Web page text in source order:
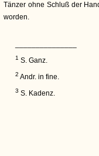
Tänzer ohne Schluß der
worden.
1 S. Ganz.
2 Andr. in fine.
3 S. Kadenz.